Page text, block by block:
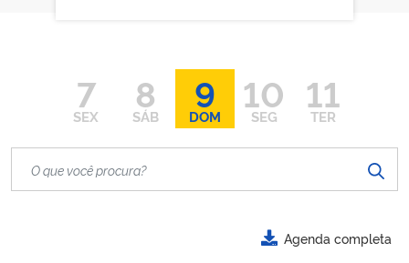
7
SEX
8
SÁB
9
DOM
10
SEG
11
TER
Agenda completa